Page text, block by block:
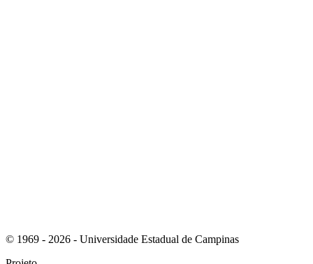
© 1969 - 2026 - Universidade Estadual de Campinas